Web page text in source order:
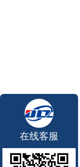
在线客服